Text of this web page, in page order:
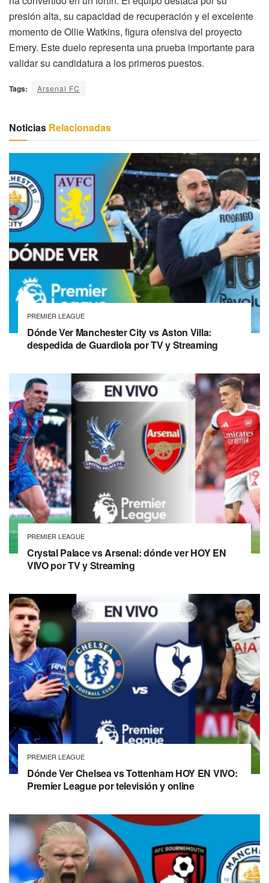
presión alta, su capacidad de recuperación y el excelente
momento de Ollie Watkins, figura ofensiva del proyecto
Emery. Este duelo representa una prueba importante para
validar su candidatura a los primeros puestos.
Tags: Arsenal FC
Noticias Relacionadas
PREMIER LEAGUE
Dónde Ver Manchester City vs Aston Villa:
despedida de Guardiola por TV y Streaming
PREMIER LEAGUE
Crystal Palace vs Arsenal: dónde ver HOY EN
VIVO por TV y Streaming
PREMIER LEAGUE
Dónde Ver Chelsea vs Tottenham HOY EN VIVO:
Premier League por televisión y online